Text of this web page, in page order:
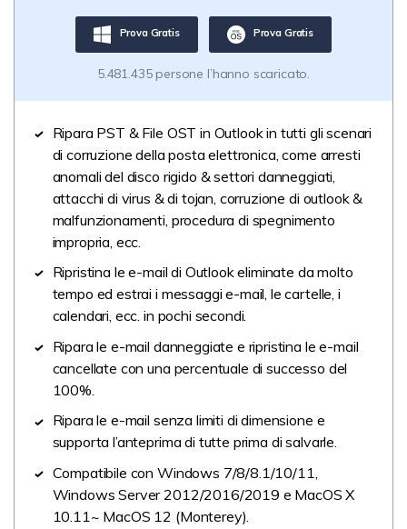
Prova Gratis Prova Gratis
5.481.435 persone l’hanno scaricato.
Ripara PST & File OST in Outlook in tutti gli scenari
di corruzione della posta elettronica, come arresti
anomali del disco rigido & settori danneggiati,
attacchi di virus & di tojan, corruzione di outlook &
malfunzionamenti, procedura di spegnimento
impropria, ecc.
Ripristina le e-mail di Outlook eliminate da molto
tempo ed estrai i messaggi e-mail, le cartelle, i
calendari, ecc. in pochi secondi.
Ripara le e-mail danneggiate e ripristina le e-mail
cancellate con una percentuale di successo del
100%.
Ripara le e-mail senza limiti di dimensione e
supporta l’anteprima di tutte prima di salvarle.
Compatibile con Windows 7/8/8.1/10/11,
Windows Server 2012/2016/2019 e MacOS X
10.11~ MacOS 12 (Monterey).